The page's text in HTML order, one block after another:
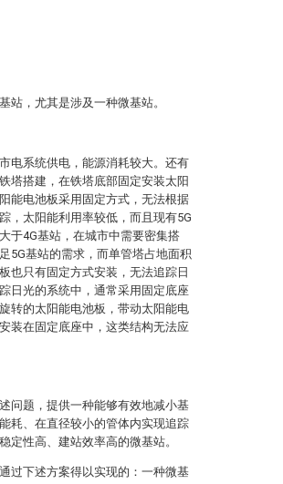
站，尤其是涉及一种微基站。
电系统供电，能源消耗较大。还有
塔搭建，在铁塔底部固定安装太阳
能电池板采用固定方式，无法根据
，太阳能利用率较低，而且现有5G
于4G基站，在城市中需要密集搭
5G基站的需求，而单管塔占地面积
也只有固定方式安装，无法追踪日
日光的系统中，通常采用固定底座
转的太阳能电池板，带动太阳能电
装在固定底座中，这类结构无法应
问题，提供一种能够有效地减小基
耗、在直径较小的管体内实现追踪
定性高、建站效率高的微基站。
过下述方案得以实现的：一种微基